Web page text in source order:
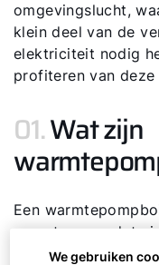
omgevingslucht,
klein deel van de
elektriciteit nodig
profiteren van
01.Wat zijn
Een
warmtepomp dat
verwarmen van uw
We gebruiken